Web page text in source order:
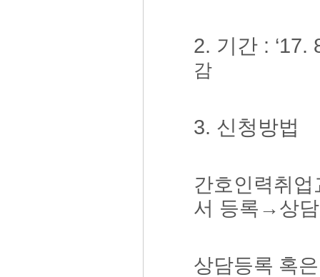
2. 기간 :
감
3. 신청방법
간호인력취
서 등록→상
상담등록 혹